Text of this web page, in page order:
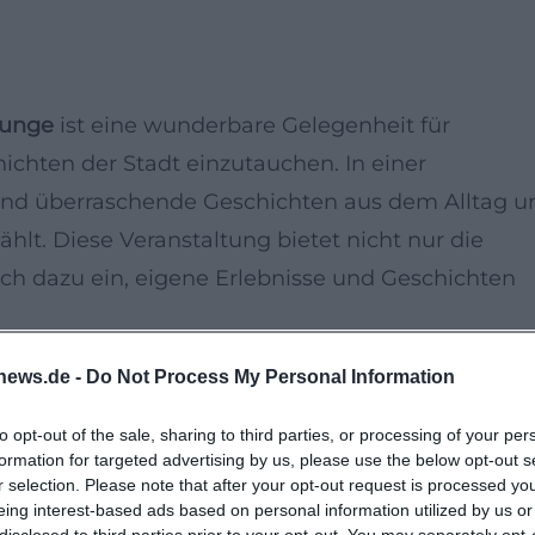
- Do Not Process My Personal Information
opt-out of the sale, sharing to third parties, or processing of your
for targeted advertising by us, please use the below opt-out
selection. Please note that after your opt-out request is processed
interest-based ads based on personal information utilized by us
ist eine wunderbare Gelegenheit für
der Stadt einzutauchen. In einer
überraschende Geschichten aus dem Alltag
Diese Veranstaltung bietet nicht nur die
dazu ein, eigene Erlebnisse und Geschichten
Christlichen Bildungswerk Landshut
Austausch dar. Egal, ob Sie neugierig auf
Menschen sind oder selbst Geschichten aus
genau richtig!